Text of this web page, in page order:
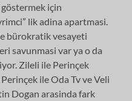
için
lik adina apartmasi.
bürokratik vesayeti
savunmasi var ya o da
Zileli ile Perinçek
ile Oda Tv ve Veli
Dogan arasinda fark